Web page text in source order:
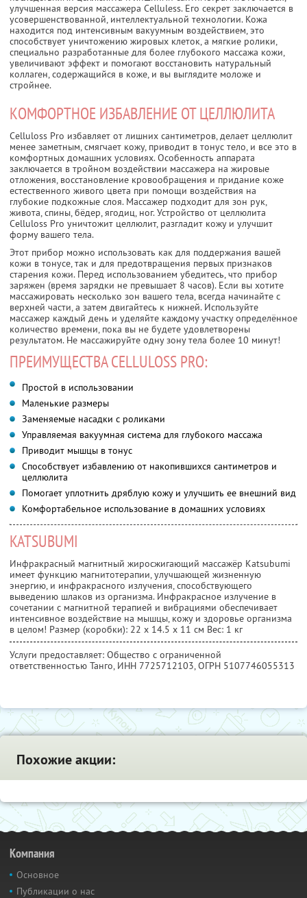
улучшенная версия массажера Celluless. Его секрет заключается в
усовершенствованной, интеллектуальной технологии. Кожа
находится под интенсивным вакуумным воздействием, это
способствует уничтожению жировых клеток, а мягкие ролики,
специально разработанные для более глубокого массажа кожи,
увеличивают эффект и помогают восстановить натуральный
коллаген, содержащийся в коже, и вы выглядите моложе и
стройнее.
КОМФОРТНОЕ ИЗБАВЛЕНИЕ ОТ ЦЕЛЛЮЛИТА
Celluloss Pro избавляет от лишних сантиметров, делает целлюлит
менее заметным, смягчает кожу, приводит в тонус тело, и все это в
комфортных домашних условиях. Особенность аппарата
заключается в тройном воздействии массажера на жировые
отложения, восстановление кровообращения и придание коже
естественного живого цвета при помощи воздействия на
глубокие подкожные слоя. Массажер подходит для зон рук,
живота, спины, бёдер, ягодиц, ног. Устройство от целлюлита
Celluloss Pro уничтожит целлюлит, разгладит кожу и улучшит
форму вашего тела.
Этот прибор можно использовать как для поддержания вашей
кожи в тонусе, так и для предотвращения первых признаков
старения кожи. Перед использованием убедитесь, что прибор
заряжен (время зарядки не превышает 8 часов). Если вы хотите
массажировать несколько зон вашего тела, всегда начинайте с
верхней части, а затем двигайтесь к нижней. Используйте
массажер каждый день и уделяйте каждому участку определённое
количество времени, пока вы не будете удовлетворены
результатом. Не массажируйте одну зону тела более 10 минут!
ПРЕИМУЩЕСТВА CELLULOSS PRO:
Простой в использовании
Маленькие размеры
Заменяемые насадки с роликами
Управляемая вакуумная система для глубокого массажа
Приводит мышцы в тонус
Способствует избавлению от накопившихся сантиметров и
целлюлита
Помогает уплотнить дряблую кожу и улучшить ее внешний вид
Комфортабельное использование в домашних условиях
KATSUBUMI
Инфракрасный магнитный жиросжигающий массажёр Katsubumi
имеет функцию магнитотерапии, улучшающей жизненную
энергию, и инфракрасного излучения, способствующего
выведению шлаков из организма. Инфракрасное излучение в
сочетании с магнитной терапией и вибрациями обеспечивает
интенсивное воздействие на мышцы, кожу и здоровье организма
в целом! Размер (коробки): 22 х 14.5 х 11 см Вес: 1 кг
Услуги предоставляет: Общество с ограниченной
ответственностью Танго, ИНН 7725712103, ОГРН 5107746055313
Похожие акции:
Компания
Основное
Публикации о нас